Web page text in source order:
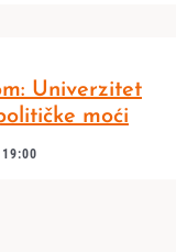
Univerzitet
moći